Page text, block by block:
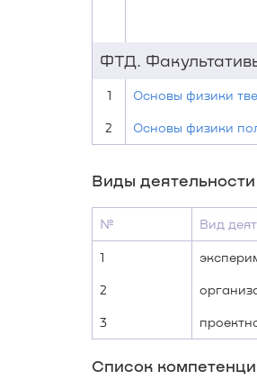
ФТД.
1 Основы физики
2 Основы физики
Виды деятельности
№ Вид
1
2
3
Список